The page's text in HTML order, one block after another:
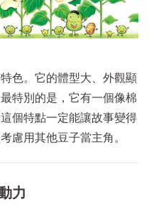
色。它的體型大、外觀顯
特別的是，它有一個像棉
個特點一定能讓故事變得
慮用其他豆子當主角。
力